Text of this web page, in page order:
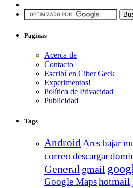
Paginas
Acerca de
Contacto
Escribí en Ciber Geek
Experimentos!
Política de Privacidad
Publicidad
Tags
AndroidAresbajar
correodescargar
General gmail
Google Mapshotmail